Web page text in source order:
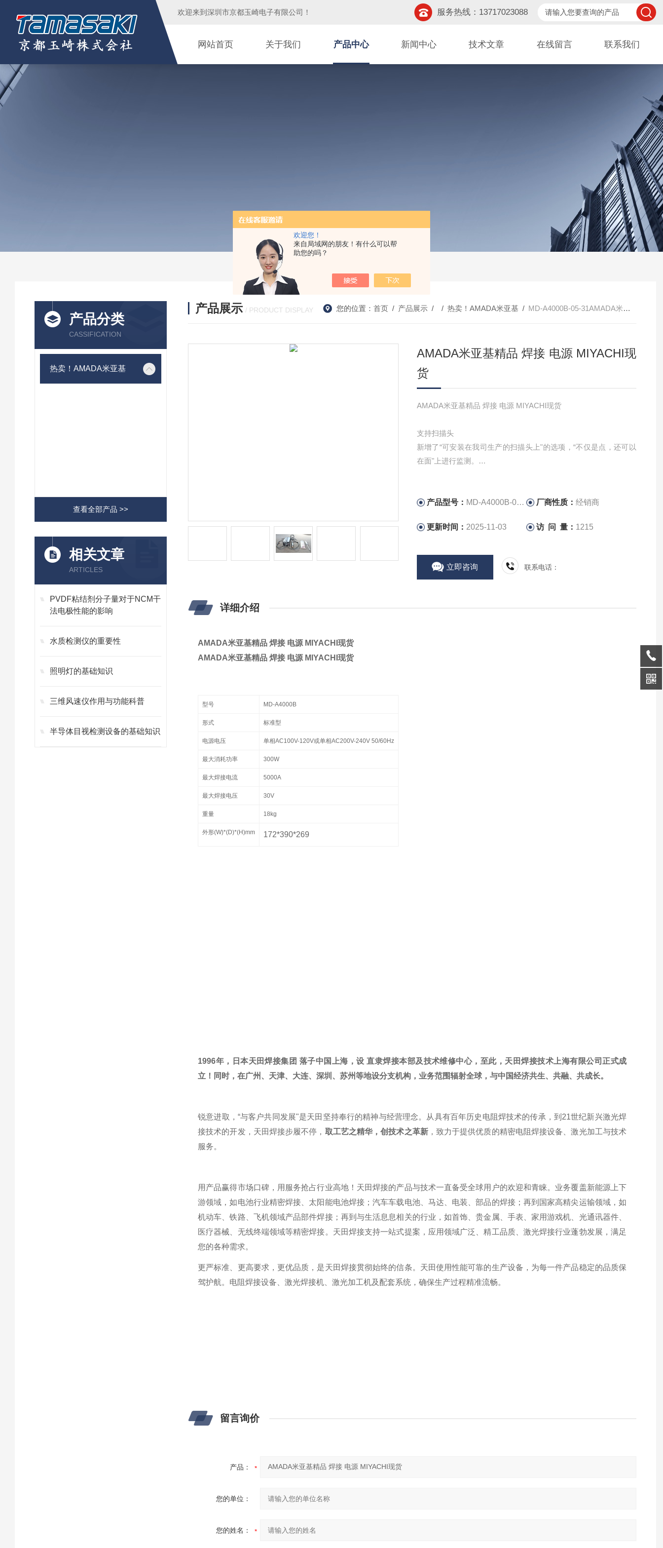
欢迎您！
来自局域网的朋友！有什么可以帮
助您的吗？
欢迎来到 深圳市京都玉崎电子有限公司 ！ 服务热线：13717023088
网站首页 关于我们 产品中心 新闻中心 技术文章 在线留言 联系我们
产品分类
CASSIFICATION
热卖！AMADA米亚基
查看全部产品 >>
相关文章
ARTICLES
PVDF粘结剂分子量对于NCM干
法电极性能的影响
水质检测仪的重要性
照明灯的基础知识
三维风速仪作用与功能科普
半导体目视检测设备的基础知识
产品展示 / PRODUCT DISPLAY 您的位置： 首页/ 产品展示/ / 热卖！AMADA米亚基 / MD-A4000B-05-31AMADA米亚基精品 焊接 电源 MIYACHI现货
AMADA米亚基精品 焊接 电源 MIYACHI现
货
AMADA米亚基精品 焊接 电源 MIYACHI现货
支持扫描头
新增了“可安装在我司生产的扫描头上"的选项，“不仅是点，还可以
在面"上进行监测。
产品型号： MD-A4000B-05-31 厂商性质：经销商
更新时间： 2025-11-03 访 问 量： 1215
立即咨询 联系电话：
详细介绍
AMADA米亚基精品 焊接 电源 MIYACHI现货
AMADA米亚基精品 焊接 电源 MIYACHI现货
型号 MD-A4000B
形式 标准型
电源电压 单相AC100V-120V或单相AC200V-240V 50/60Hz
最大消耗功率 300W
最大焊接电流 5000A
最大焊接电压 30V
重量 18kg
外形(W)*(D)*(H)mm 172*390*269
1996年，日本天田焊接集团 落子中国上海，设 直隶焊接本部及技术维修中心，至此，天田焊接技术上海有限公司正式成
立！同时，在广州、天津、大连、深圳、苏州等地设分支机构，业务范围辐射全球，与中国经济共生、共融、共成长。
锐意进取，“与客户共同发展"是天田坚持奉行的精神与经营理念。从具有百年历史电阻焊技术的传承，到21世纪新兴激光焊
接技术的开发，天田焊接步履不停， 取工艺之精华，创技术之革新，致力于提供优质的精密电阻焊接设备、激光加工与技术
服务。
用产品赢得市场口碑，用服务抢占行业高地！天田焊接的产品与技术一直备受全球用户的欢迎和青睐。业务覆盖新能源上下
游领域，如电池行业精密焊接、太阳能电池焊接；汽车车载电池、马达、电装、部品的焊接；再到国家高精尖运输领域，如
机动车、铁路、飞机领域产品部件焊接；再到与生活息息相关的行业，如首饰、贵金属、手表、家用游戏机、光通讯器件、
医疗器械、无线终端领域等精密焊接。天田焊接支持一站式提案，应用领域广泛、精工品质、激光焊接行业蓬勃发展，满足
您的各种需求。
更严标准、更高要求，更优品质，是天田焊接贯彻始终的信条。天田使用性能可靠的生产设备，为每一件产品稳定的品质保
驾护航。电阻焊接设备、激光焊接机、激光加工机及配套系统，确保生产过程精准流畅。
留言询价
产品：
您的单位：
您的姓名：